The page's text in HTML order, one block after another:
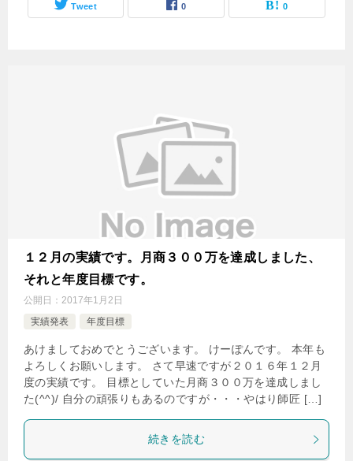
Tweet 0 0
１２月の実績です。月商３００万を達成しました、
それと年度目標です。
公開日： 2017年1月2日
実績発表
年度目標
あけましておめでとうございます。 けーぽんです。 本年も
よろしくお願いします。 さて早速ですが２０１６年１２月
度の実績です。 目標としていた月商３００万を達成しまし
た(^^)/ 自分の頑張りもあるのですが・・・やはり師匠 […]
続きを読む